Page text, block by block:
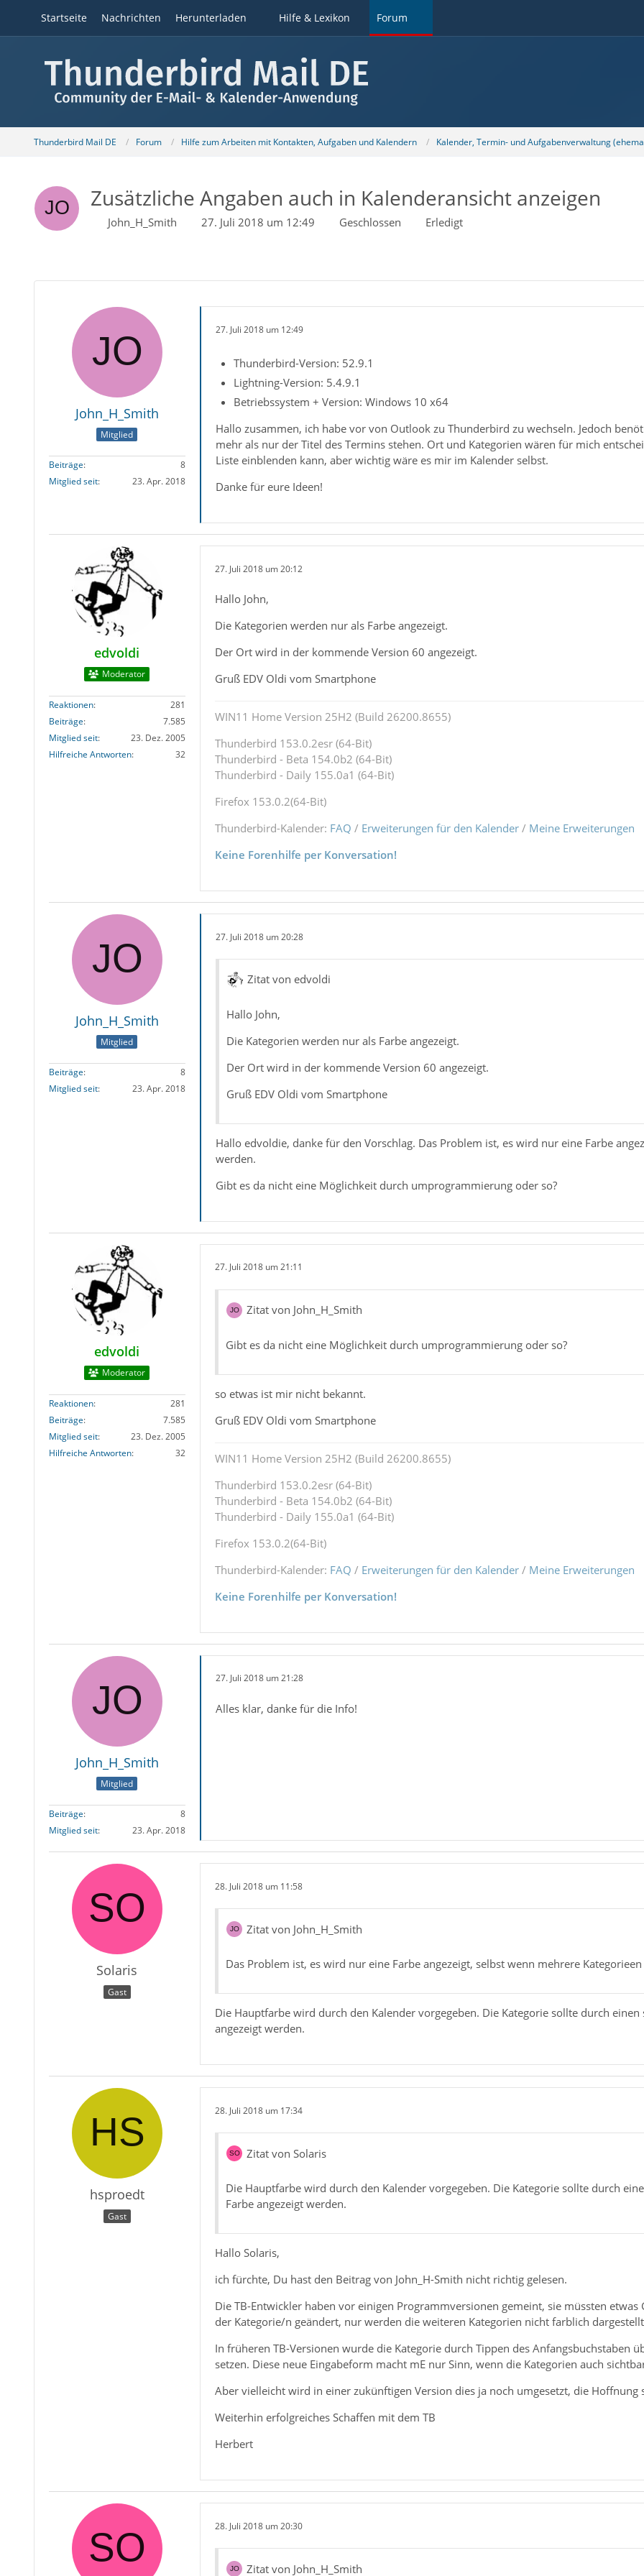
Startseite Nachrichten Herunterladen Hilfe & Lexikon Forum
Thunderbird Mail DE Forum Hilfe zum Arbeiten mit Kontakten, Aufgaben und Kalendern Kalender, Termin- und Aufgabenverwaltung
Zusätzliche Angaben auch in Kalenderansicht anzeigen
John_H_Smith 27. Juli 2018 um 12:49 Geschlossen Erledigt
John_H_Smith
Mitglied
Beiträge
8
Mitglied seit
23. Apr. 2018
27. Juli 2018 um 12:49
Thunderbird-Version: 52.9.1
Lightning-Version: 5.4.9.1
Betriebssystem + Version: Windows 10 x64
Hallo zusammen, ich habe vor von Outlook zu Thunderbird zu wechseln. Jedoch
mehr als nur der Titel des Termins stehen. Ort und Kategorien wären für mich
Liste einblenden kann, aber wichtig wäre es mir im Kalender selbst.
Danke für eure Ideen!
edvoldi
Moderator
Reaktionen
281
Beiträge
7.585
Mitglied seit
23. Dez. 2005
Hilfreiche Antworten
32
27. Juli 2018 um 20:12
Hallo John,
Die Kategorien werden nur als Farbe angezeigt.
Der Ort wird in der kommende Version 60 angezeigt.
Gruß EDV Oldi vom Smartphone
WIN11 Home Version 25H2 (Build 26200.8655)
Thunderbird 153.0.2esr (64-Bit)
Thunderbird - Beta 154.0b2 (64-Bit)
Thunderbird - Daily 155.0a1 (64-Bit)
Firefox 153.0.2(64-Bit)
Thunderbird-Kalender: FAQ / Erweiterungen für den Kalender/ Meine Erweiterungen
Keine Forenhilfe per Konversation!
John_H_Smith
Mitglied
Beiträge
8
Mitglied seit
23. Apr. 2018
27. Juli 2018 um 20:28
Zitat von edvoldi
Hallo John,
Die Kategorien werden nur als Farbe angezeigt.
Der Ort wird in der kommende Version 60 angezeigt.
Gruß EDV Oldi vom Smartphone
Hallo edvoldie, danke für den Vorschlag. Das Problem ist, es wird nur eine Farbe
werden.
Gibt es da nicht eine Möglichkeit durch umprogrammierung oder so?
edvoldi
Moderator
Reaktionen
281
Beiträge
7.585
Mitglied seit
23. Dez. 2005
Hilfreiche Antworten
32
27. Juli 2018 um 21:11
Zitat von John_H_Smith
Gibt es da nicht eine Möglichkeit durch umprogrammierung oder so?
so etwas ist mir nicht bekannt.
Gruß EDV Oldi vom Smartphone
WIN11 Home Version 25H2 (Build 26200.8655)
Thunderbird 153.0.2esr (64-Bit)
Thunderbird - Beta 154.0b2 (64-Bit)
Thunderbird - Daily 155.0a1 (64-Bit)
Firefox 153.0.2(64-Bit)
Thunderbird-Kalender: FAQ / Erweiterungen für den Kalender/ Meine Erweiterungen
Keine Forenhilfe per Konversation!
John_H_Smith
Mitglied
Beiträge
8
Mitglied seit
23. Apr. 2018
27. Juli 2018 um 21:28
Alles klar, danke für die Info!
Solaris
Gast
28. Juli 2018 um 11:58
Zitat von John_H_Smith
Das Problem ist, es wird nur eine Farbe angezeigt, selbst wenn mehrere
Die Hauptfarbe wird durch den Kalender vorgegeben. Die Kategorie sollte durch
angezeigt werden.
hsproedt
Gast
28. Juli 2018 um 17:34
Zitat von Solaris
Die Hauptfarbe wird durch den Kalender vorgegeben. Die Kategorie sollte durch
Farbe angezeigt werden.
Hallo Solaris,
ich fürchte, Du hast den Beitrag von John_H-Smith nicht richtig gelesen.
Die TB-Entwickler haben vor einigen Programmversionen gemeint, sie müssten
der Kategorie/n geändert, nur werden die weiteren Kategorien nicht farblich
In früheren TB-Versionen wurde die Kategorie durch Tippen des Anfangsbuchstaben
setzen. Diese neue Eingabeform macht mE nur Sinn, wenn die Kategorien auch
Aber vielleicht wird in einer zukünftigen Version dies ja noch umgesetzt, die Hoffnung
Weiterhin erfolgreiches Schaffen mit dem TB
Herbert
28. Juli 2018 um 20:30
Zitat von John_H_Smith